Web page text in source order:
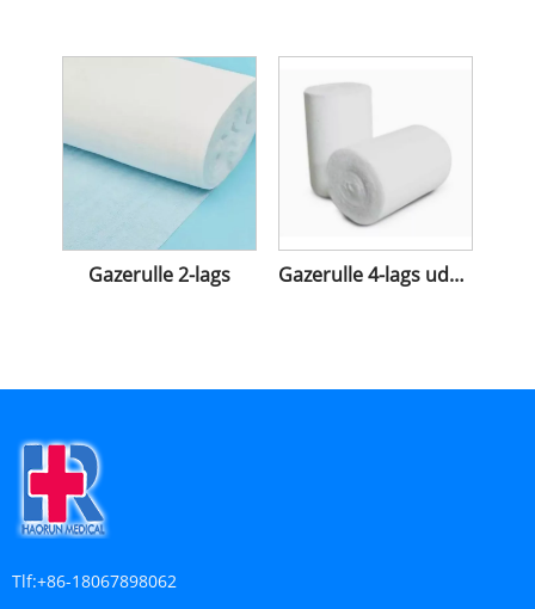
Gazerulle 2-lags Gazerulle 4-lags uden røntgen
Tlf:+86-18067898062